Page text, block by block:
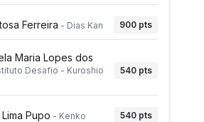
Ferreira - Dias Kan 900 pts
Maria Lopes dos
Desafio - Kuroshio
540 pts
Pupo - Kenko 540 pts